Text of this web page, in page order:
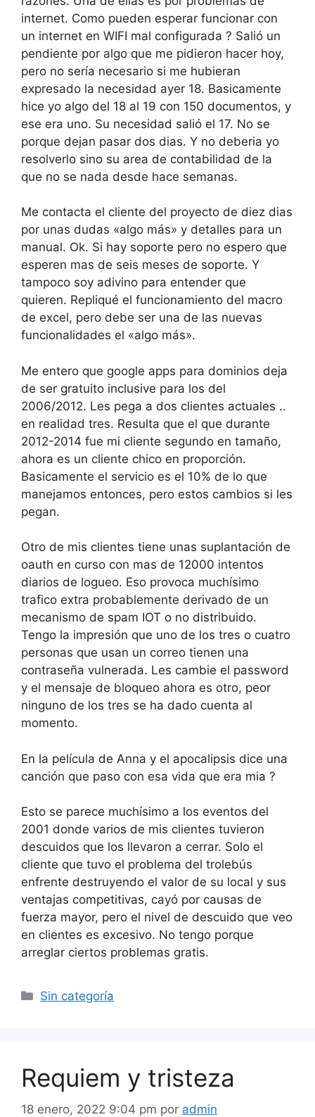
internet. Como pueden esperar funcionar con
un internet en WIFI mal configurada ? Salió un
pendiente por algo que me pidieron hacer hoy,
pero no sería necesario si me hubieran
expresado la necesidad ayer 18. Basicamente
hice yo algo del 18 al 19 con 150 documentos, y
ese era uno. Su necesidad salió el 17. No se
porque dejan pasar dos dias. Y no deberia yo
resolverlo sino su area de contabilidad de la
que no se nada desde hace semanas.
Me contacta el cliente del proyecto de diez dias
por unas dudas «algo más» y detalles para un
manual. Ok. Si hay soporte pero no espero que
esperen mas de seis meses de soporte. Y
tampoco soy adivino para entender que
quieren. Repliqué el funcionamiento del macro
de excel, pero debe ser una de las nuevas
funcionalidades el «algo más».
Me entero que google apps para dominios deja
de ser gratuito inclusive para los del
2006/2012. Les pega a dos clientes actuales ..
en realidad tres. Resulta que el que durante
2012-2014 fue mi cliente segundo en tamaño,
ahora es un cliente chico en proporción.
Basicamente el servicio es el 10% de lo que
manejamos entonces, pero estos cambios si les
pegan.
Otro de mis clientes tiene unas suplantación de
oauth en curso con mas de 12000 intentos
diarios de logueo. Eso provoca muchísimo
trafico extra probablemente derivado de un
mecanismo de spam IOT o no distribuido.
Tengo la impresión que uno de los tres o cuatro
personas que usan un correo tienen una
contraseña vulnerada. Les cambie el password
y el mensaje de bloqueo ahora es otro, peor
ninguno de los tres se ha dado cuenta al
momento.
En la película de Anna y el apocalipsis dice una
canción que paso con esa vida que era mia ?
Esto se parece muchísimo a los eventos del
2001 donde varios de mis clientes tuvieron
descuidos que los llevaron a cerrar. Solo el
cliente que tuvo el problema del trolebús
enfrente destruyendo el valor de su local y sus
ventajas competitivas, cayó por causas de
fuerza mayor, pero el nivel de descuido que veo
en clientes es excesivo. No tengo porque
arreglar ciertos problemas gratis.
Categorías
Sin categoría
Requiem y tristeza
18 enero, 2022 9:04 pm por admin